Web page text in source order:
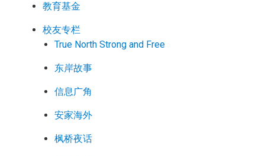
教育基金
校友专栏
True North Strong and Free
东岸故事
信息广角
安家海外
枫桥夜话